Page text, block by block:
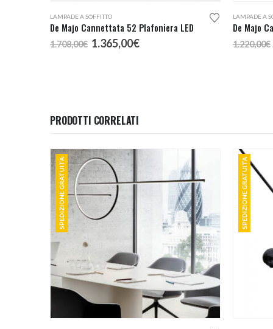
LAMPADE A SOFFITTO
De Majo Cannettata 52 Plafoniera LED
1.708,00€ Il
prezzo
1.365,00€Il
LAMPADE A
De Majo
1.220,00€
PRODOTTI CORRELATI
SPEDIZIONE GRATUITA
Questo prodotto ha più varianti. Le opzioni possono essere scelte nella pagina del prodotto
SPEDIZIONE GRATUITA